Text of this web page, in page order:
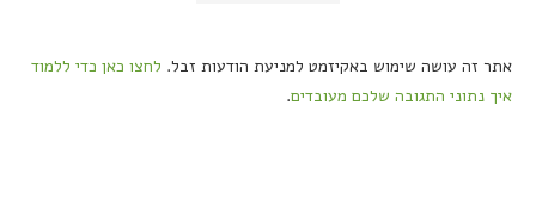
אתר זה עושה שימוש באקיזמט למניעת הודעות זבל. לחצו כאן כדי ללמוד
איך נתוני התגובה שלכם מעובדים.